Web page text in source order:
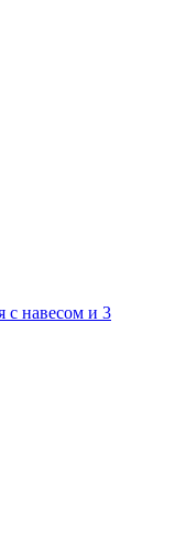
с навесом и 3